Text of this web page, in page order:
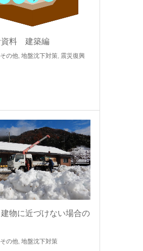
資料 建築編
その他, 地盤沈下対策, 震災復興
物に近づけない場合の
その他, 地盤沈下対策